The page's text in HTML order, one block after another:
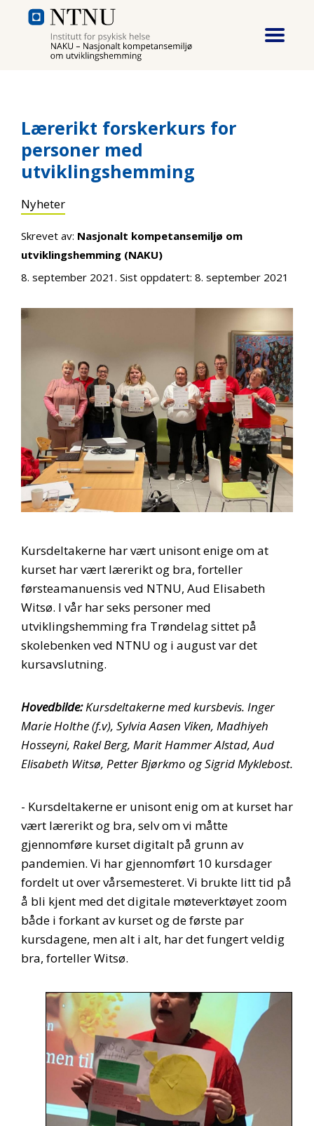
Hopp til hovedinnhold
Lærerikt forskerkurs for
personer med
utviklingshemming
Nyheter
Skrevet av: Nasjonalt kompetansemiljø om
utviklingshemming (NAKU)
8. september 2021 . Sist oppdatert: 8. september 2021
Kursdeltakerne har vært unisont enige om at
kurset har vært lærerikt og bra, forteller
førsteamanuensis ved NTNU, Aud Elisabeth
Witsø. I vår har seks personer med
utviklingshemming fra Trøndelag sittet på
skolebenken ved NTNU og i august var det
kursavslutning.
Hovedbilde:Kursdeltakerne med kursbevis. Inger
Marie Holthe (f.v), Sylvia Aasen Viken, Madhiyeh
Hosseyni, Rakel Berg, Marit Hammer Alstad, Aud
Elisabeth Witsø, Petter Bjørkmo og Sigrid Myklebost.
- Kursdeltakerne er unisont enig om at kurset har
vært lærerikt og bra, selv om vi måtte
gjennomføre kurset digitalt på grunn av
pandemien. Vi har gjennomført 10 kursdager
fordelt ut over vårsemesteret. Vi brukte litt tid på
å bli kjent med det digitale møteverktøyet zoom
både i forkant av kurset og de første par
kursdagene, men alt i alt, har det fungert veldig
bra, forteller Witsø.